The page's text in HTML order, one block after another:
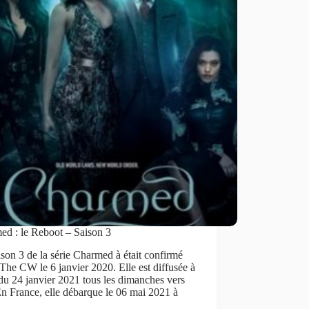
: le Reboot – Saison 3
3 de la série Charmed à était confirmé
CW le 6 janvier 2020. Elle est diffusée à
24 janvier 2021 tous les dimanches vers
France, elle débarque le 06 mai 2021 à